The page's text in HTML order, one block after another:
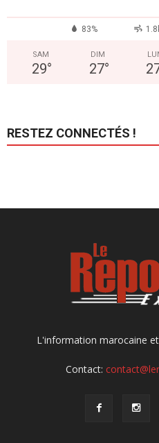
83%
SAM
29°
DIM
27°
RESTEZ CONNECTÉS !
L'information marocaine
Contact: